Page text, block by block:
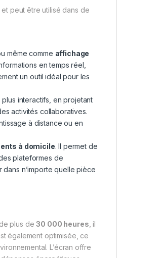
, et peut être utilisé dans de
même comme affichage
en temps réel,
un outil idéal pour les
interactifs, en projetant
activités collaboratives.
à distance ou en
à domicile. Il permet de
plateformes de
dans n’importe quelle pièce
plus de30 000 heures , il
également optimisée, ce
L’écran offre